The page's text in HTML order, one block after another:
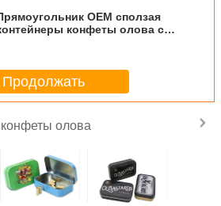
OEM сползая
конфеты олова с
Продолжать
олова